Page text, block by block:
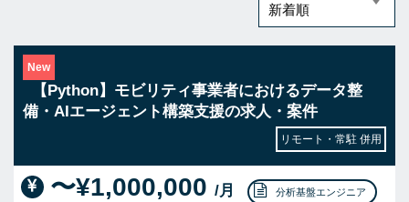
New
【Python】モビリティ事業者におけるデータ整
備・AIエージェント構築支援の求人・案件
リモート・常駐 併用
〜¥1,000,000 /月 分析基盤エンジニア